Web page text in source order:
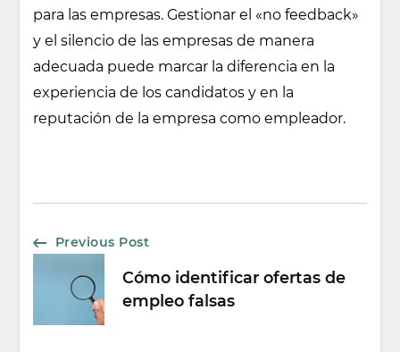
para las empresas. Gestionar el «no feedback»
y el silencio de las empresas de manera
adecuada puede marcar la diferencia en la
experiencia de los candidatos y en la
reputación de la empresa como empleador.
Post
Navigation
Previous Post
Cómo identificar ofertas de
empleo falsas